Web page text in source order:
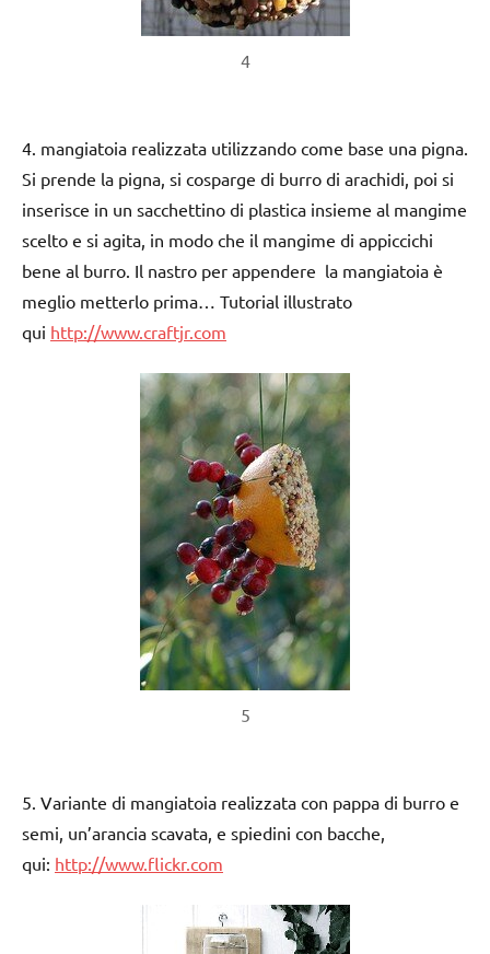
4
4. mangiatoia realizzata utilizzando come base una pigna.
Si prende la pigna, si cosparge di burro di arachidi, poi si
inserisce in un sacchettino di plastica insieme al mangime
scelto e si agita, in modo che il mangime di appiccichi
bene al burro. Il nastro per appendere la mangiatoia è
meglio metterlo prima… Tutorial illustrato
qui http://www.craftjr.com
5
5. Variante di mangiatoia realizzata con pappa di burro e
semi, un’arancia scavata, e spiedini con bacche,
qui: http://www.flickr.com